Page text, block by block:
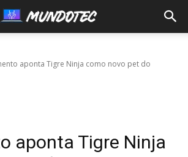
aponta Tigre Ninja como novo pet do
aponta Tigre Ninja